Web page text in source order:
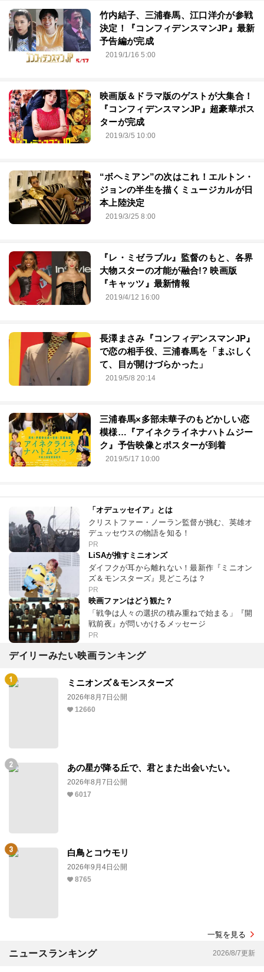
竹内結子、三浦春馬、江口洋介が参戦
決定！『コンフィデンスマンJP』最新
予告編が完成
2019/1/16 5:00
映画版＆ドラマ版のゲストが大集合！
『コンフィデンスマンJP』超豪華ポス
ターが完成
2019/3/5 10:00
“ボヘミアン”の次はこれ！エルトン・
ジョンの半生を描くミュージカルが日
本上陸決定
2019/3/25 8:00
『レ・ミゼラブル』監督のもと、各界
大物スターの才能が融合!? 映画版
『キャッツ』最新情報
2019/4/12 16:00
長澤まさみ『コンフィデンスマンJP』
で恋の相手役、三浦春馬を「まぶしく
て、目が開けづらかった」
2019/5/8 20:14
三浦春馬×多部未華子のもどかしい恋
模様…『アイネクライネナハトムジー
ク』予告映像とポスターが到着
2019/5/17 10:00
「オデュッセイア」とは
クリストファー・ノーラン監督が挑む、英雄オ
デュッセウスの物語を知る！
PR
LiSAが推すミニオンズ
ダイフクが耳から離れない！最新作『ミニオン
ズ＆モンスターズ』見どころは？
PR
映画ファンはどう観た？
「戦争は人々の選択の積み重ねで始まる」『開
戦前夜』が問いかけるメッセージ
PR
デイリーみたい映画ランキング
ミニオンズ＆モンスターズ
2026年8月7日公開
12660
あの星が降る丘で、君とまた出会いたい。
2026年8月7日公開
6017
白鳥とコウモリ
2026年9月4日公開
8765
一覧を見る
ニュースランキング 2026/8/7更新